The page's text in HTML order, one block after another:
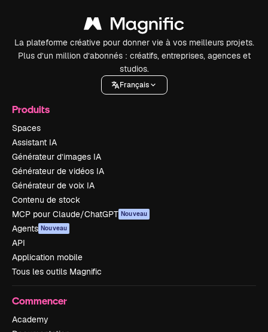
La plateforme créative pour donner vie à vos meilleurs projets.
Plus d’un million d’abonnés : créatifs, entreprises, agences et
studios.
Français
Produits
Spaces
Assistant IA
Générateur d’images IA
Générateur de vidéos IA
Générateur de voix IA
Contenu de stock
MCP pour Claude/ChatGPT Nouveau
Agents Nouveau
API
Application mobile
Tous les outils Magnific
Commencer
Academy